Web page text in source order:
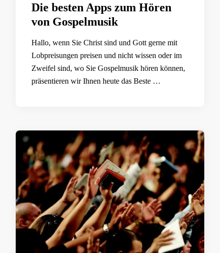
Die besten Apps zum Hören
von Gospelmusik
Hallo, wenn Sie Christ sind und Gott gerne mit
Lobpreisungen preisen und nicht wissen oder im
Zweifel sind, wo Sie Gospelmusik hören können,
präsentieren wir Ihnen heute das Beste …